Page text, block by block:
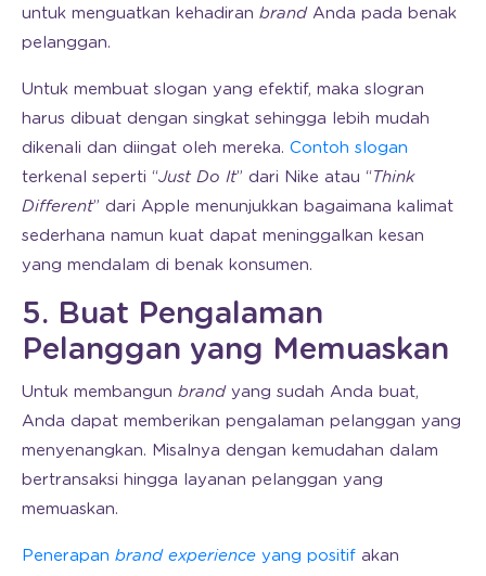
untuk menguatkan kehadiran brand Anda pada benak
pelanggan.
Untuk membuat slogan yang efektif, maka slogran
harus dibuat dengan singkat sehingga lebih mudah
dikenali dan diingat oleh mereka. Contoh slogan
terkenal seperti “Just Do It” dari Nike atau “ Think
Different” dari Apple menunjukkan bagaimana kalimat
sederhana namun kuat dapat meninggalkan kesan
yang mendalam di benak konsumen.
5. Buat Pengalaman
Pelanggan yang Memuaskan
Untuk membangun brand yang sudah Anda buat,
Anda dapat memberikan pengalaman pelanggan yang
menyenangkan. Misalnya dengan kemudahan dalam
bertransaksi hingga layanan pelanggan yang
memuaskan.
Penerapan brand experience yang positif akan